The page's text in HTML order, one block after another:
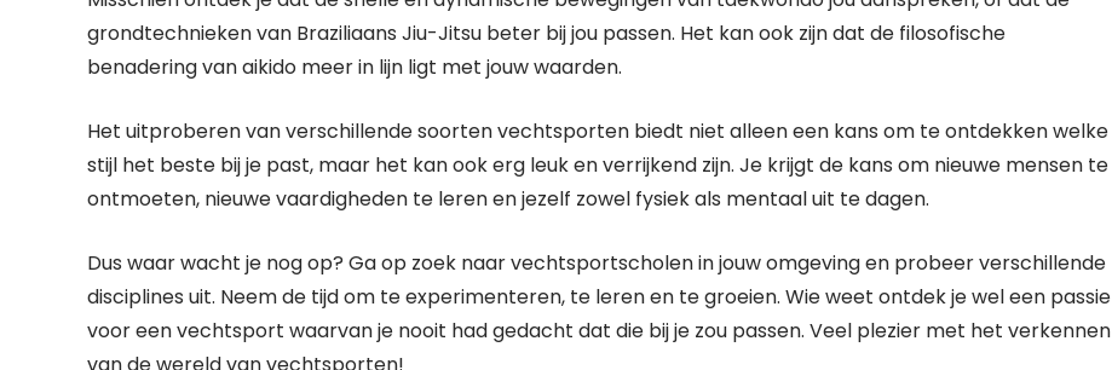
grondtechnieken van Braziliaans Jiu-Jitsu beter bij jou passen. Het kan ook zijn dat de filosofische
benadering van aikido meer in lijn ligt met jouw waarden.
Het uitproberen van verschillende soorten vechtsporten biedt niet alleen een kans om te ontdekken welke
stijl het beste bij je past, maar het kan ook erg leuk en verrijkend zijn. Je krijgt de kans om nieuwe mensen te
ontmoeten, nieuwe vaardigheden te leren en jezelf zowel fysiek als mentaal uit te dagen.
Dus waar wacht je nog op? Ga op zoek naar vechtsportscholen in jouw omgeving en probeer verschillende
disciplines uit. Neem de tijd om te experimenteren, te leren en te groeien. Wie weet ontdek je wel een passie
voor een vechtsport waarvan je nooit had gedacht dat die bij je zou passen. Veel plezier met het verkennen